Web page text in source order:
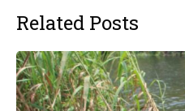
Related Posts